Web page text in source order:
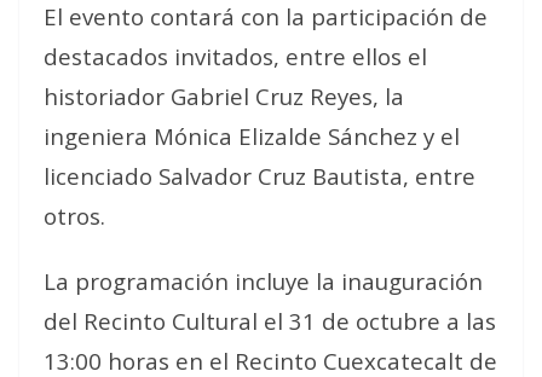
El evento contará con la participación de
destacados invitados, entre ellos el
historiador Gabriel Cruz Reyes, la
ingeniera Mónica Elizalde Sánchez y el
licenciado Salvador Cruz Bautista, entre
otros.
La programación incluye la inauguración
del Recinto Cultural el 31 de octubre a las
13:00 horas en el Recinto Cuexcatecalt de